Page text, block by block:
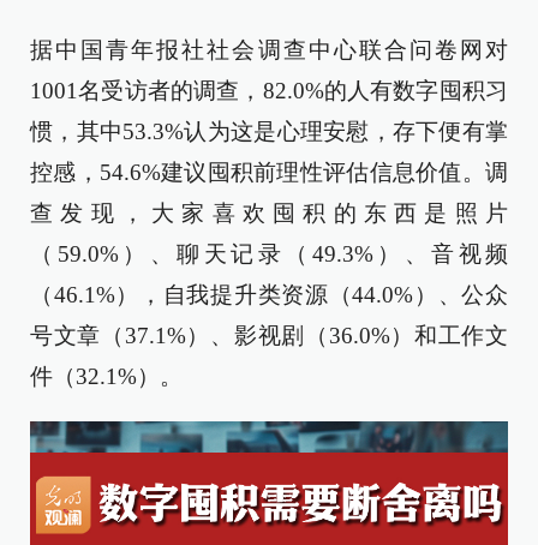
据中国青年报社社会调查中心联合问卷网对
1001名受访者的调查，82.0%的人有数字囤积习
惯，其中53.3%认为这是心理安慰，存下便有掌
控感，54.6%建议囤积前理性评估信息价值。调
查发现，大家喜欢囤积的东西是照片
（59.0%）、聊天记录（49.3%）、音视频
（46.1%），自我提升类资源（44.0%）、公众
号文章（37.1%）、影视剧（36.0%）和工作文
件（32.1%）。